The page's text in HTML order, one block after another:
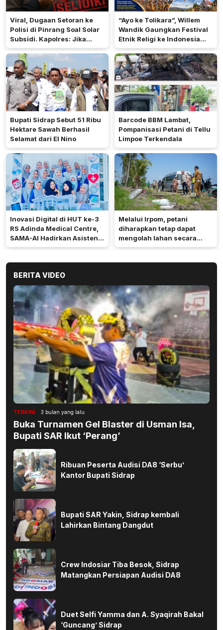
Viral, Dugaan Setoran ke
Polisi di Pinrang Soal Solar
Subsidi. Kapolres: Jika
Terbukti Akan Diproses
“Ayo ke Tolikara”, Willem
Wandik Gaungkan Festival
Etnik Religi ke Indonesia
dan Dunia
Bupati Sidrap Sebut 51 Ribu
Hektare Sawah Berhasil
Selamat dari El Nino
Barcode BBM Lambat,
Pompanisasi Petani di Tellu
Limpoe Terkendala
Inovasi Digital di HUT ke-3
RS Adinda Medical Centre,
SAMA-AI Hadirkan Asisten
Gizi Berbasis AI
Melalui Irpom, petani
diharapkan tetap dapat
mengolah lahan secara
optimal meski di tengah
BERITA VIDEO
TERKINI 3 bulan yang lalu
Buka Turnamen Gel Blaster di Usman Isa,
Bupati SAR Ikut ‘Perang’
Ribuan Peserta Audisi DA8 ‘Serbu’
Kantor Bupati Sidrap
Bupati SAR Yakin, Sidrap kembali
Lahirkan Bintang Dangdut
Crew Indosiar Tiba Besok, Sidrap
Matangkan Persiapan Audisi DA8
Duet Selfi Yamma dan A. Syaqirah Bakal
‘Guncang’ Sidrap